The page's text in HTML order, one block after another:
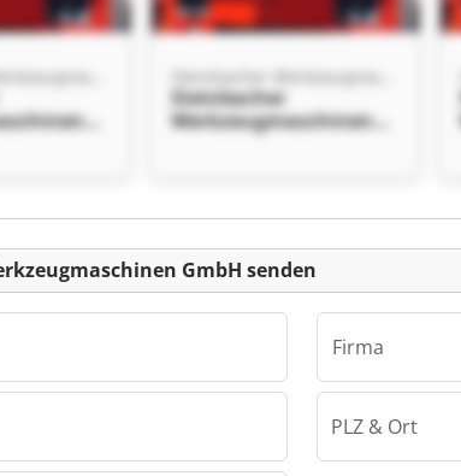
Steinbacher
Werkzeugmaschinen
GmbH Steinbacher
Kleinanzeige
GmbH senden
Firma
PLZ & Ort